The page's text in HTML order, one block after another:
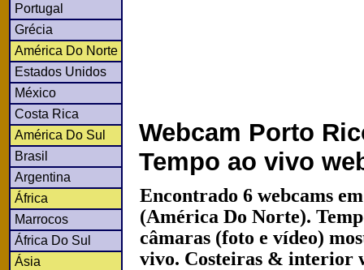
Portugal
Grécia
América Do Norte
Estados Unidos
México
Costa Rica
América Do Sul
Brasil
Argentina
África
Marrocos
África Do Sul
Ásia
Webcam Porto
Tempo ao vivo
Encontrado 6 webcams
(América Do Norte).
câmaras (foto e vídeo)
vivo. Costeiras & interior